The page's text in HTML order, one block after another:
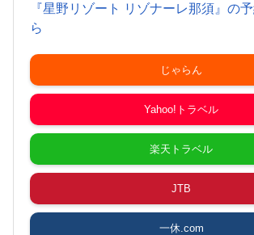
『星野リゾート リゾナーレ那須』の
ら
じゃらん
Yahoo!トラベル
楽天トラベル
JTB
一休.com